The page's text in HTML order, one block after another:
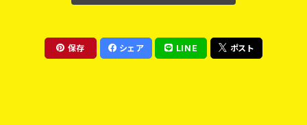
保存 シェア LINE ポスト